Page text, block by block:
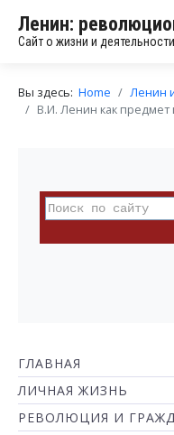
Ленин:
Сайт о жизни и
Вы здесь: Home
Ленин
В.И. Ленин как предмет
ГЛАВНАЯ
ЛИЧНАЯ ЖИЗНЬ
РЕВОЛЮЦИЯ И